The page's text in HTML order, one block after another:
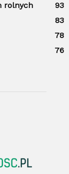
rolnych
93
83
78
76